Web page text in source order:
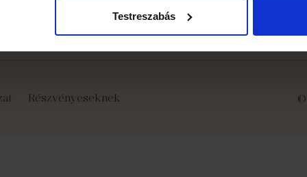
Testreszabás
esetén 899 Ft-ért érhető el a Libri könyvesboltokban és a
Részvényeseknek